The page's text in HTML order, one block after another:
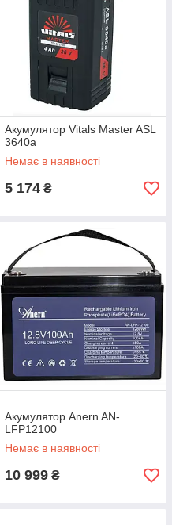
Акумулятор Vitals Master ASL
3640a
Немає в наявності
5 174 ₴
Акумулятор Anern AN-
LFP12100
Немає в наявності
10 999 ₴